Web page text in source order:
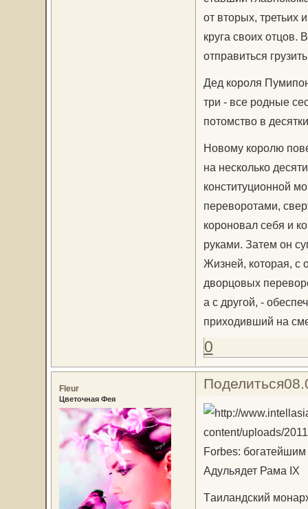
от вторых, третьих
круга своих отцов.
отправиться
Дед короля
три - все родные
потомство в
Новому королю
на несколько
конституционной
переворотами,
короновал себя и
руками. Затем он
Жизней, которая, с
дворцовых
а с другой, -
приходивший на
0
Поделиться
Fleur
Цветочная Фея
Forbes:
Адульядет Рама IX
Tаиландский